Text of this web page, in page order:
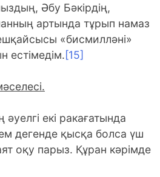
Әбу Бәкірдің,
артында тұрып намаз
«бисмилләні»
естімедім.[15]
екі ракағатында
дегенде қысқа болса үш
оқу парыз. Құран кәрімде